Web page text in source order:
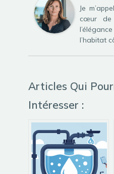
Je
cœur de
l’habitat
Articles Qui
Intéresser :